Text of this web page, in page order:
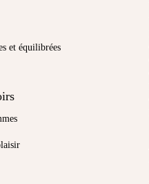
et équilibrées